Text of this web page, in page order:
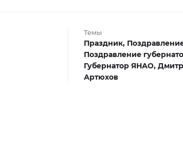
Темы
Праздник,
Поздравление
Губернатор ЯНАО,
Артюхов